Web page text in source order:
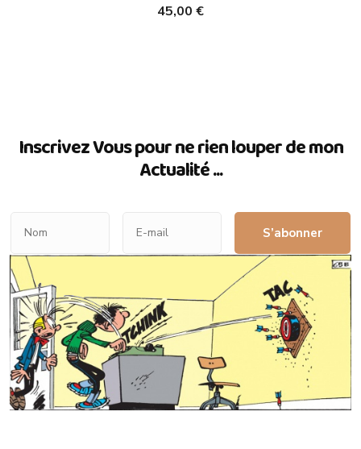
45,00 €
Inscrivez Vous pour ne rien louper de mon
Actualité ...
S’abonner